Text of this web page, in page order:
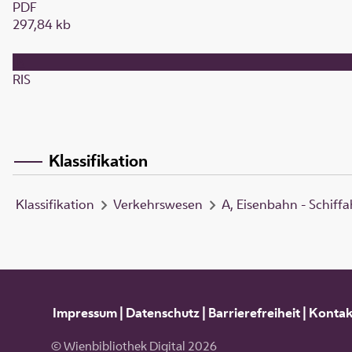
PDF
297,84 kb
RIS
Klassifikation
Klassifikation Verkehrswesen A, Eisenbahn -
Impressum| Datenschutz| Barrierefreiheit|
© Wienbibliothek Digital 2026